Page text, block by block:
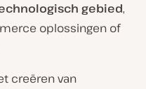
gebied,
oplossingen of
creëren van